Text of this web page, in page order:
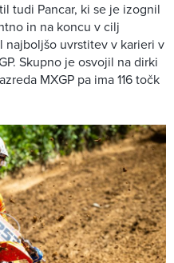
tudi Pancar, ki se je izognil
in na koncu v cilj
najboljšo uvrstitev v karieri v
Skupno je osvojil na dirki
MXGP pa ima 116 točk